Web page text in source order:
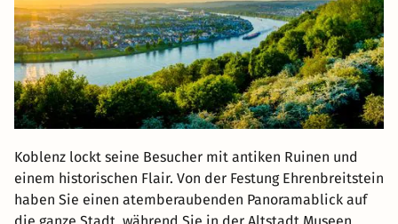
Koblenz lockt seine Besucher mit antiken Ruinen und
einem historischen Flair. Von der Festung Ehrenbreitstein
haben Sie einen atemberaubenden Panoramablick auf
die ganze Stadt, während Sie in der Altstadt Museen,